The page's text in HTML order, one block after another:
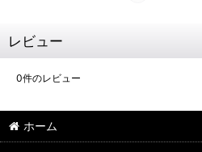
レビュー
0件のレビュー
ホーム